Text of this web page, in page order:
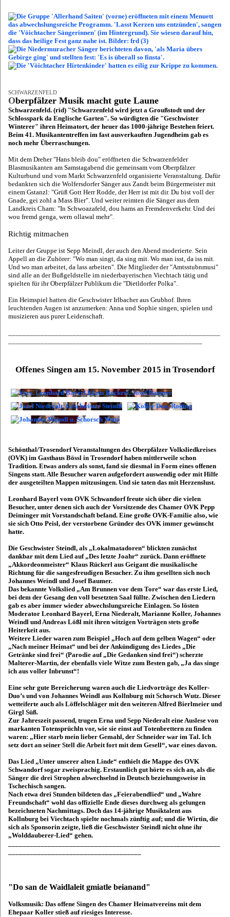
SCHWARZENFELD
Oberpfälzer Musik macht gute Laune
Schwarzenfeld. (rid) "Schwarzenfeld wird jetzt a Groußstodt und der
Schlosspark da Englische Garten". So würdigten die "Geschwister
Winterer" ihren Heimatort, der heuer das 1000-jährige Bestehen feiert.
Beim 41. Musikantentreffen im fast ausverkauften Jugendheim gab es
noch mehr Überraschungen.
Mit dem Dreher "Hans bleib dou" eröffneten die Schwarzenfelder
Blasmusikanten am Samstagabend die gemeinsam vom Oberpfälzer
Kulturbund und vom Markt Schwarzenfeld organisierte Veranstaltung. Dafür
bedankten sich die Wolfersdorfer Sänger aus Zandt beim Bürgermeister mit
einem Gstanzl: "Grüß Gott Herr Rodde, der Herr ist mit dir. Du bist voll der
Gnade, gei zohl a Mass Bier". Und weiter reimten die Sänger aus dem
Landkreis Cham: "In Schwoazafeld, dou hams an Fremdenverkehr. Und dei
wou fremd genga, wern ollawal mehr".
Richtig mitmachen
Leiter der Gruppe ist Sepp Meindl, der auch den Abend moderierte. Sein
Appell an die Zuhörer: "Wo man singt, da sing mit. Wo man isst, da iss mit.
Und wo man arbeitet, da lass arbeiten". Die Mitglieder der "Amtsstubnmusi"
sind alle an der Bußgeldstelle im niederbayerischen Viechtach tätig und
spielten für ihr Oberpfälzer Publikum die "Dietldorfer Polka".
Ein Heimspiel hatten die Geschwister Irlbacher aus Grubhof. Ihren
leuchtenden Augen ist anzumerken: Anna und Sophie singen, spielen und
musizieren aus purer Leidenschaft.
Offenes Singen am 15. November 2015 in Trosendorf
Schönthal/Trosendorf Veranstaltungen des Oberpfälzer Volksliedkreises
(OVK) im Gasthaus Bössl in Trosendorf haben mittlerweile schon
Tradition. Etwas anders als sonst, fand sie diesmal in Form eines offenen
Singens statt. Alle Besucher waren aufgefordert auswendig oder mit Hilfe
der ausgeteilten Mappen mitzusingen. Und sie taten das mit Herzenslust.
Leonhard Bayerl vom OVK Schwandorf freute sich über die vielen
Besucher, unter denen sich auch der Vorsitzende des Chamer OVK Pepp
Deiminger mit Vorstandschaft befand. Eine große OVK-Familie also, wie
sie sich Otto Peisl, der verstorbene Gründer des OVK immer gewünscht
hatte.
Die Geschwister Steindl, als „Lokalmatadoren“ blickten zunächst
dankbar mit dem Lied auf „Des letzte Joahr“ zurück. Dann eröffnete
„Akkordeonmeister“ Klaus Rückerl aus Geigant die musikalische
Richtung für die sangesfreudigen Besucher. Zu ihm gesellten sich noch
Johannes Weindl und Josef Baumer.
Das bekannte Volkslied „Am Brunnen vor dem Tore“ war das erste Lied,
bei dem der Gesang den voll besetzten Saal füllte. Zwischen den Liedern
gab es aber immer wieder abwechslungsreiche Einlagen. So lösten
Moderator Leonhard Bayerl, Erna Niederalt, Marianne Koller, Johannes
Weindl und Andreas Lößl mit ihren witzigen Vorträgen stets große
Heiterkeit aus.
Weitere Lieder waren zum Beispiel „Hoch auf dem gelben Wagen“ oder
„Nach meiner Heimat“ und bei der Ankündigung des Liedes „Die
Getränke sind frei“ (Parodie auf „Die Gedanken sind frei“) scherzte
Malterer-Martin, der ebenfalls viele Witze zum Besten gab, „Ja das singe
ich aus voller Inbrunst“!
Eine sehr gute Bereicherung waren auch die Liedvorträge des Koller-
Duo’s und von Johannes Weindl aus Kollnburg mit Schorsch Wutz. Dieser
wetteiferte auch als Löffelschläger mit den weiteren Alfred Bierlmeier und
Girgl Süß.
Zur Jahreszeit passend, trugen Erna und Sepp Niederalt eine Auslese von
markanten Totensprüchln vor, wie sie einst auf Totenbrettern zu finden
waren: „Hier starb mein lieber Gemahl, der Schneider war im Tal. Ich
setz dort an seiner Stell die Arbeit fort mit dem Gesell“, war eines davon.
Das Lied „Unter unserer alten Linde“ enthielt die Mappe des OVK
Schwandorf sogar zweisprachig. Erstaunlich gut hörte es sich an, als die
Sänger die drei Strophen abwechselnd in Deutsch beziehungsweise in
Tschechisch sangen.
Nach etwa drei Stunden bildeten das „Feierabendlied“ und „Wahre
Freundschaft“ wohl das offizielle Ende dieses durchweg als gelungen
bezeichneten Nachmittags. Doch das 14-jährige Musiktalent aus
Kollnburg bei Viechtach spielte nochmals zünftig auf; und die Wirtin, die
sich als Sponsorin zeigte, ließ die Geschwister Steindl nicht ohne ihr
„Wolddauberer-Lied“ gehen.
"Do san de Waidlaleit gmiatle beianand"
Volksmusik: Das offene Singen des Chamer Heimatvereins mit dem
Ehepaar Koller stieß auf riesiges Interesse.